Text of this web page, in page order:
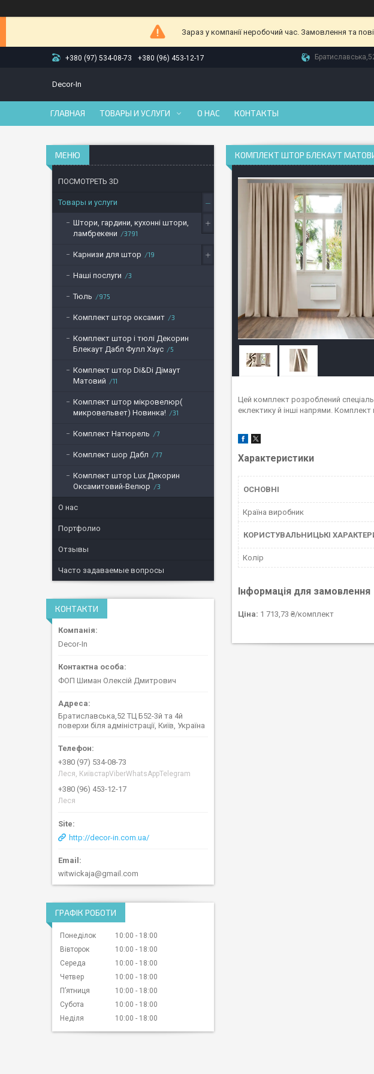
Зараз у компанії неробочий час. Замовлення та
+380 (97) 534-08-73 +380 (96) 453-12-17
Decor-In
ГЛАВНАЯ ТОВАРЫ И УСЛУГИ О НАС КОНТАКТЫ
КОМПЛЕКТ ШТОР БЛЕКАУТ
Цей комплект розроблений
еклектику й інші напрями. Комплект
Характеристики
ОСНОВНІ
Країна виробник
КОРИСТУВАЛЬНИЦЬКІ
Колір
Інформація для замовлення
Ціна: 1 713,73 ₴/комплект
ПОСМОТРЕТЬ 3D
Товары и услуги
Штори, гардини, кухонні штори,
ламбрекени
3791
Карнизи для штор 19
Наші послуги 3
Тюль 975
Комплект штор оксамит 3
Комплект штор і тюлі Декорин
Блекаут Дабл Фулл Хаус
5
Комплект штор Di&Di Дімаут
Матовий
11
Комплект штор мікровелюр(
микровельвет) Новинка!
31
Комплект Натюрель 7
Комплект шор Дабл 77
Комплект штор Lux Декорин
Оксамитовий-Велюр
3
О нас
Портфолио
Отзывы
Часто задаваемые вопросы
КОНТАКТИ
Decor-In
ФОП Шиман Олексій Дмитрович
Братиславська,52 ТЦ Б52-3й та 4й
поверхи біля адміністрації, Київ, Україна
+380 (97) 534-08-73
Леся, КиївстарViberWhatsAppTelegram
+380 (96) 453-12-17
Леся
http://decor-in.com.ua/
witwickaja@gmail.com
ГРАФІК РОБОТИ
Понеділок 10:00
18:00
Вівторок
10:00
18:00
Середа
10:00
18:00
Четвер
10:00
18:00
Пʼятниця
10:00
18:00
Субота
10:00
18:00
Неділя
10:00 18:00